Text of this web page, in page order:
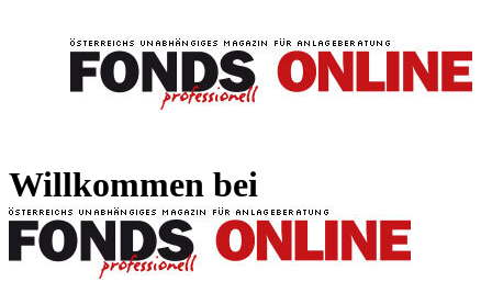
Willkommen bei